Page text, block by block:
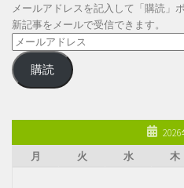
メールアドレスを記入して「購読」
新記事をメールで受信できます。
メ
ー
ル
ア
レ
購読
月
火 水 木